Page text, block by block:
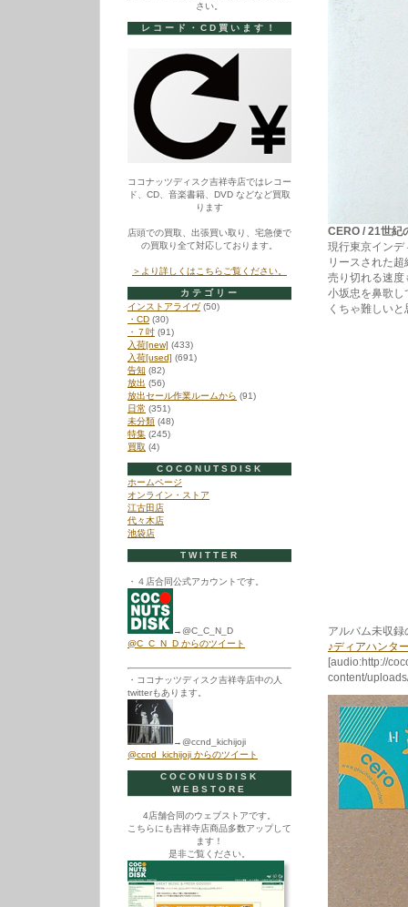
CERO / 21世紀
現行東京インデ
リースされた
売り切れる速度
小坂忠を鼻歌し
くちゃ難しい
アルバム未収録
♪ディアハンタ
[audio:http://
content/
さい。
レコード・CD買います！
ココナッツディスク吉祥寺店ではレコー
ド、CD、音楽書籍、DVD などなど買取
ります
店頭での買取、出張買い取り、宅急便で
の買取り全て対応しております。
＞より詳しくはこちらご覧ください。
カテゴリー
インストアライヴ(50)
・CD (30)
・７吋 (91)
入荷[new] (433)
入荷[used] (691)
告知 (82)
放出 (56)
放出セール作業ルームから (91)
日常 (351)
未分類 (48)
特集 (245)
買取 (4)
COCONUTSDISK
ホームページ
オンライン・ストア
江古田店
代々木店
池袋店
TWITTER
・４店合同公式アカウントです。
→@C_C_N_D
@C_C_N_D からのツイート
・ココナッツディスク吉祥寺店中の人
twitterもあります。
→@ccnd_kichijoji
@ccnd_kichijoji からのツイート
COCONUSDISK
WEBSTORE
4店舗合同のウェブストアです。
こちらにも吉祥寺店商品多数アップして
ます！
是非ご覧ください。